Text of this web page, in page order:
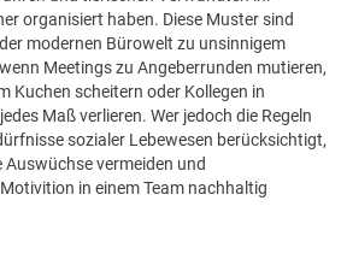
organisiert haben. Diese Muster sind
modernen Bürowelt zu unsinnigem
Meetings zu Angeberrunden mutieren,
Kuchen scheitern oder Kollegen in
Maß verlieren. Wer jedoch die Regeln
sozialer Lebewesen berücksichtigt,
vermeiden und
in einem Team nachhaltig